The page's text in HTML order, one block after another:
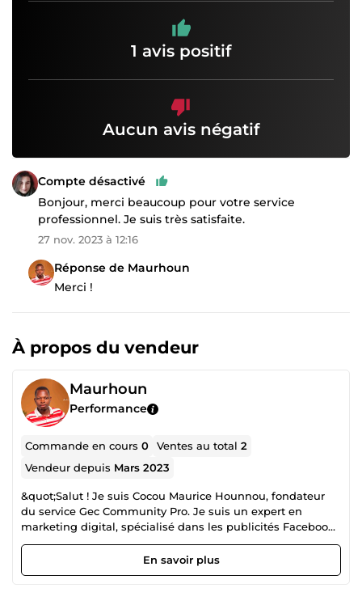
1 avis positif
Aucun avis négatif
Compte désactivé
Bonjour, merci beaucoup pour votre service
professionnel. Je suis très satisfaite.
27 nov. 2023 à 12:16
Réponse de Maurhoun
Merci !
À propos du vendeur
Maurhoun
Performance
Commande en cours0 Ventes au total2
Vendeur depuis Mars 2023
&quot;Salut ! Je suis Cocou Maurice Hounnou, fondateur
du service Gec Community Pro. Je suis un expert en
marketing digital, spécialisé dans les publicités Facebook
Ads et Google Ads, passionné de graphisme et de
Community Management. De plus, je suis un expert en
Intelligence Artificielle (IA), un pro de la création de
En savoir plus